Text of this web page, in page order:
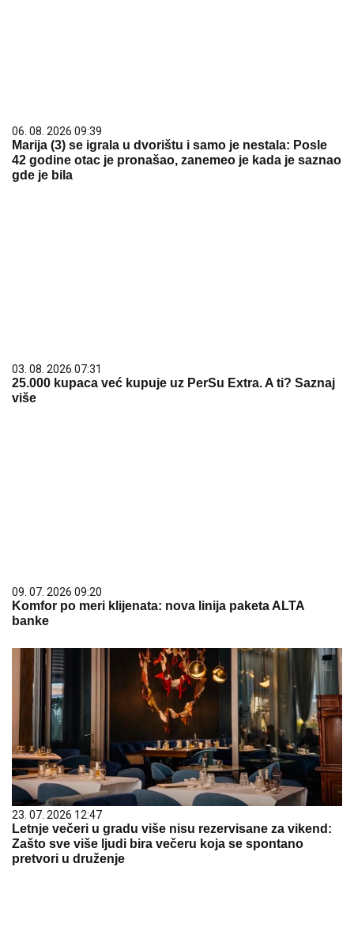
06. 08. 2026 09:39
Marija (3) se igrala u dvorištu i samo je nestala: Posle
42 godine otac je pronašao, zanemeo je kada je saznao
gde je bila
03. 08. 2026 07:31
25.000 kupaca već kupuje uz PerSu Extra. A ti? Saznaj
više
09. 07. 2026 09:20
Komfor po meri klijenata: nova linija paketa ALTA
banke
23. 07. 2026 12:47
Letnje večeri u gradu više nisu rezervisane za vikend:
Zašto sve više ljudi bira večeru koja se spontano
pretvori u druženje